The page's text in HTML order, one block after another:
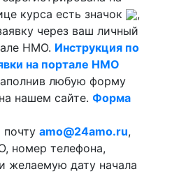
курса есть значок
,
через ваш личный
НМО. Инструкция по
на портале НМО
любую форму
нашем сайте. Форма
почту amo@24amo.ru,
номер телефона,
желаемую дату начала